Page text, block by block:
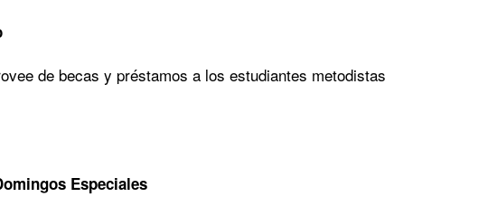
de becas y préstamos a los estudiantes metodistas
Especiales